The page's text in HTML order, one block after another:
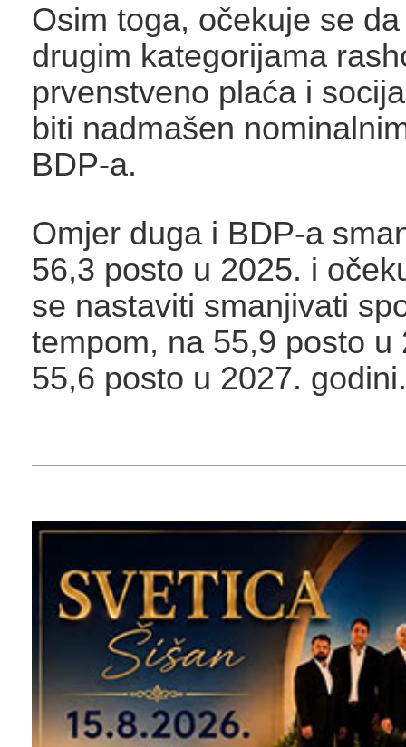
Osim toga, očekuje se
drugim kategorijama
prvenstveno plaća i
biti nadmašen
BDP-a.
Omjer duga i BDP-a
56,3 posto u 2025. i
se nastaviti smanjivati
tempom, na 55,9 posto u
55,6 posto u 2027.